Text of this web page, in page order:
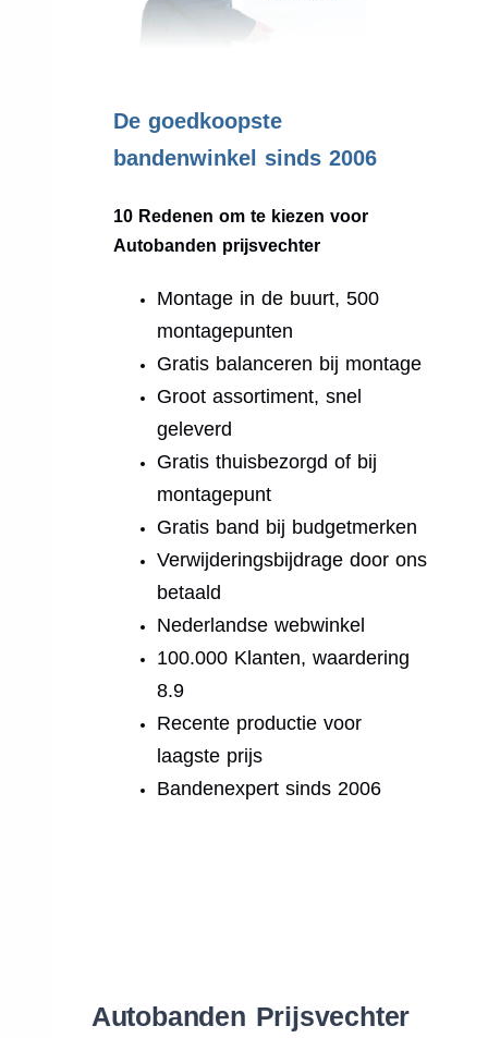
De goedkoopste
bandenwinkel sinds 2006
10 Redenen om te kiezen voor
Autobanden prijsvechter
Montage in de buurt, 500
montagepunten
Gratis balanceren bij montage
Groot assortiment, snel
geleverd
Gratis thuisbezorgd of bij
montagepunt
Gratis band bij budgetmerken
Verwijderingsbijdrage door ons
betaald
Nederlandse webwinkel
100.000 Klanten, waardering
8.9
Recente productie voor
laagste prijs
Bandenexpert sinds 2006
Autobanden Prijsvechter